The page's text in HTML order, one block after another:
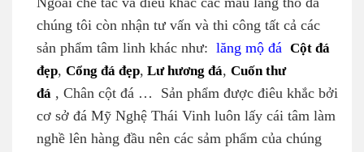
chúng tôi còn nhận tư vấn và thi công tất cả các
sản phẩm tâm linh khác như: lăng mộ đá
Cột đá
đẹp Cổng đá đẹp Lư hương đá
Cuốn thư
đá , Chân cột đá … Sản phẩm được điêu khắc bởi
cơ sở đá Mỹ Nghệ Thái Vinh luôn lấy cái tâm làm
nghề lên hàng đầu nên các sảm phẩm của chúng